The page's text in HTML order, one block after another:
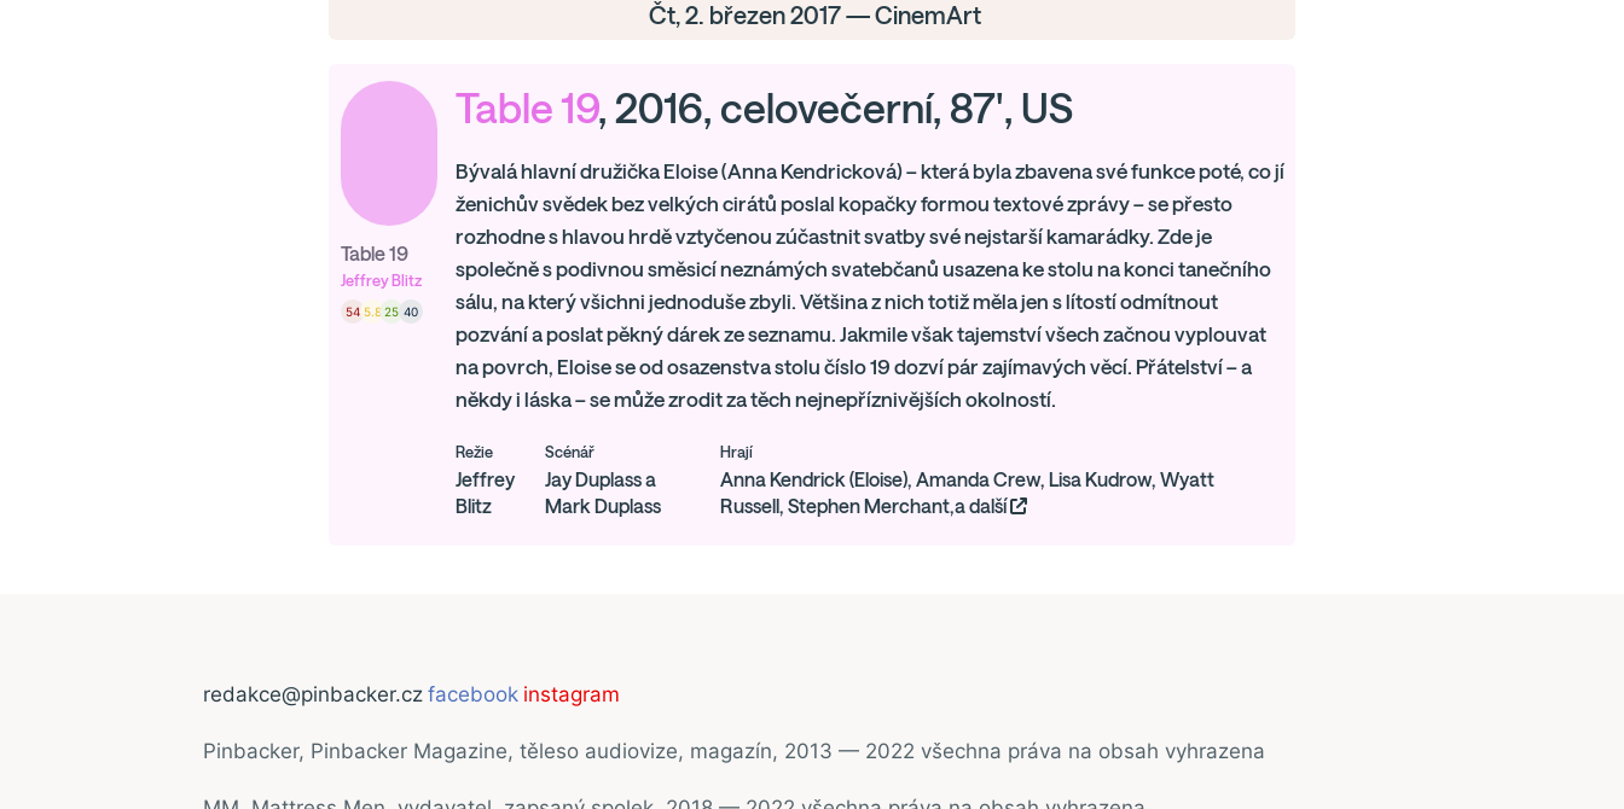
Čt, 2. březen 2017 — CinemArt
Table 19
Jeffrey Blitz
54 5.8 25 40
Table 19, 2016, celovečerní, 87', US
Bývalá hlavní družička Eloise (Anna Kendricková) – která byla zbavena své funkce poté, co jí
ženichův svědek bez velkých cirátů poslal kopačky formou textové zprávy – se přesto
rozhodne s hlavou hrdě vztyčenou zúčastnit svatby své nejstarší kamarádky. Zde je
společně s podivnou směsicí neznámých svatebčanů usazena ke stolu na konci tanečního
sálu, na který všichni jednoduše zbyli. Většina z nich totiž měla jen s lítostí odmítnout
pozvání a poslat pěkný dárek ze seznamu. Jakmile však tajemství všech začnou vyplouvat
na povrch, Eloise se od osazenstva stolu číslo 19 dozví pár zajímavých věcí. Přátelství – a
někdy i láska – se může zrodit za těch nejnepříznivějších okolností.
Režie
Jeffrey
Blitz
Scénář
Jay Duplass a
Mark Duplass
Hrají
Anna Kendrick (Eloise), Amanda Crew, Lisa Kudrow, Wyatt
Russell, Stephen Merchant,a další
redakce@pinbacker.cz facebook instagram
Pinbacker, Pinbacker Magazine, těleso audiovize, magazín, 2013 — 2022 všechna práva na obsah vyhrazena